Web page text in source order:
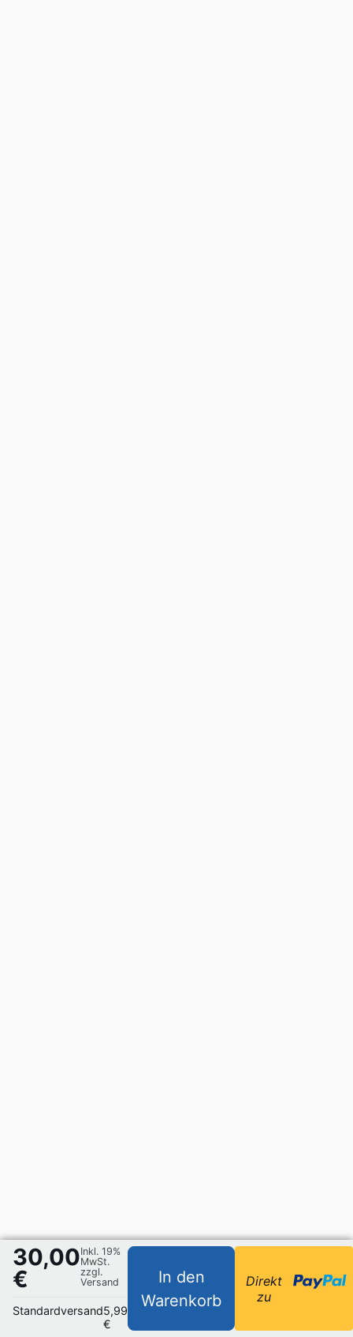
30,00
€
Inkl. 19%
MwSt.
zzgl.
Versand
Standardversand5,99
€
In den
Warenkorb
Direkt
zu